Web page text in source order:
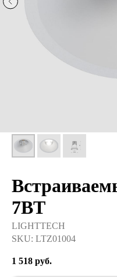
7ВТ
LIGHTTECH
SKU: LTZ01004
1 518 руб.